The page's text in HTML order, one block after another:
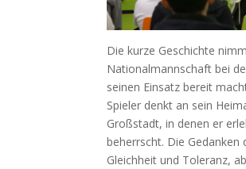
Die kurze Geschichte
Nationalmannschaft bei
seinen Einsatz bereit
Spieler denkt an sein
Großstadt, in denen er
beherrscht. Die
Gleichheit und Toleranz,